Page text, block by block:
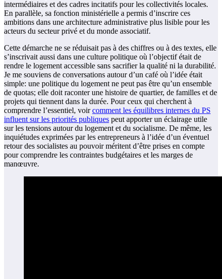
intermédiaires et des cadres incitatifs pour les collectivités locales.
En parallèle, sa fonction ministérielle a permis d’inscrire ces
ambitions dans une architecture administrative plus lisible pour les
acteurs du secteur privé et du monde associatif.
Cette démarche ne se réduisait pas à des chiffres ou à des textes, elle
s’inscrivait aussi dans une culture politique où l’objectif était de
rendre le logement accessible sans sacrifier la qualité ni la durabilité.
Je me souviens de conversations autour d’un café où l’idée était
simple: une politique du logement ne peut pas être qu’un ensemble
de quotas; elle doit raconter une histoire de quartier, de familles et de
projets qui tiennent dans la durée. Pour ceux qui cherchent à
comprendre l’essentiel, voircomment les équilibres internes du PS
influent sur les priorités publiques peut apporter un éclairage utile
sur les tensions autour du logement et du socialisme. De même, les
inquiétudes exprimées par les entrepreneurs à l’idée d’un éventuel
retour des socialistes au pouvoir méritent d’être prises en compte
pour comprendre les contraintes budgétaires et les marges de
manœuvre.